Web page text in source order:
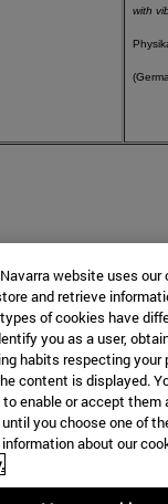
with
Medios
website uses our
and retrieve
of cookies have
you as a user,
habits respecting your
content is displayed.
enable or accept them
you choose one of
about our